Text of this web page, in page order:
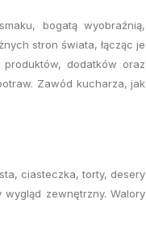
bogatą wyobraźnią,
stron świata, łącząc je
dodatków oraz
Zawód kucharza, jak
ciasteczka, torty, desery
zewnętrzny. Walory